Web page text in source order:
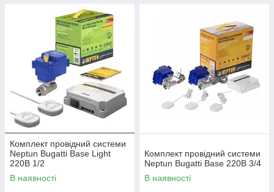
Комплект провідний системи
Neptun Bugatti Base Light
220В 1/2
В наявності
Комплект провідний системи
Neptun Bugatti Base 220B 3/4
В наявності